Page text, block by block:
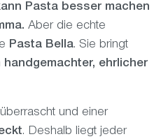
Pasta besser machen
Aber die echte
Pasta Bella. Sie bringt
handgemachter, ehrlicher
und einer
. Deshalb liegt jeder